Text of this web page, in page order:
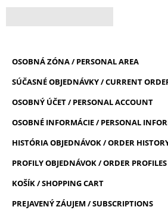
OSOBNÁ ZÓNA / PERSONAL AREA
SÚČASNÉ OBJEDNÁVKY / CURRENT
OSOBNÝ ÚČET / PERSONAL ACCOUNT
OSOBNÉ INFORMÁCIE / PERSONAL
HISTÓRIA OBJEDNÁVOK / ORDER
PROFILY OBJEDNÁVOK / ORDER PROFILES
KOŠÍK / SHOPPING CART
PREJAVENÝ ZÁUJEM / SUBSCRIPTIONS